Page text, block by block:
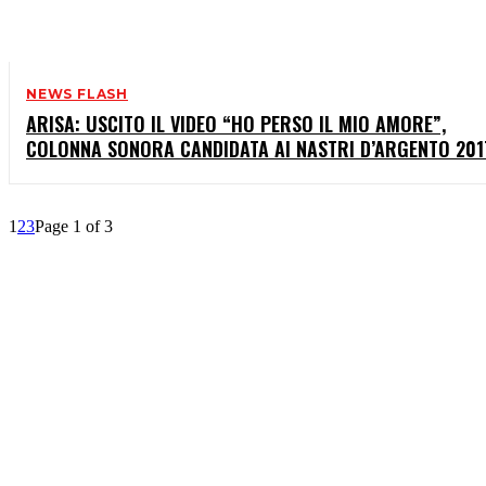
NEWS FLASH
ARISA: USCITO IL VIDEO “HO PERSO IL MIO AMORE”,
COLONNA SONORA CANDIDATA AI NASTRI D’ARGENTO
1 23Page 1 of 3